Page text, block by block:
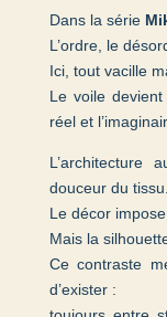
Dans la série
L’ordre, le
Ici, tout vacille
Le voile
réel et
L’architecture
douceur du tissu.
Le décor
Mais la
Ce contraste
d’exister :